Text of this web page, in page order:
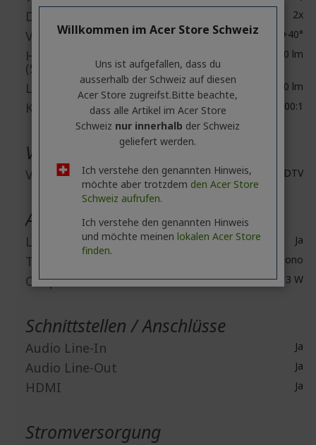
Digitaler Zoom 2x
Vertikale Trapezkorrektur -40°/+40°
Helligkeit
(Standardmodus)
4000 lm
Low Mode Brightness 3200 lm
Kontrastverhältnis 10,000:1
Video
Video Signal Standard HDTV
Audio
Lautsprecher Ja
Tonsystem Mono
Output Power 3 W
Schnittstellen / Anschlüsse
Audio Line-In Ja
Audio Line-Out Ja
HDMI Ja
Stromversorgung
Willkommen im Acer Store Schweiz
Uns ist aufgefallen, dass du
ausserhalb ​der Schweiz auf diesen
Acer Store zugreifst.​Bitte beachte,
dass alle Artikel im Acer Store
Schweiz nur innerhalb der Schweiz
geliefert werden.
Ich verstehe den genannten Hinweis,
möchte aber trotzdem den Acer Store
Schweiz aufrufen.
Ich verstehe den genannten Hinweis
und möchte meinen lokalen Acer Store
finden.